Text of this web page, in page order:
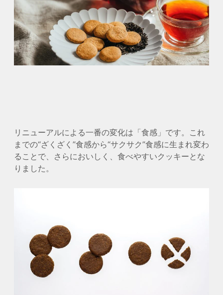
リニューアルによる一番の変化は「食感」です。これ
までの“ざくざく”食感から“サクサク”食感に生まれ変わ
ることで、さらにおいしく、食べやすいクッキーとな
りました。